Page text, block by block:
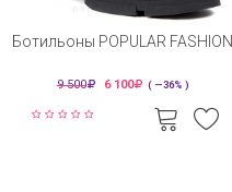
Ботильоны POPULAR FASHION
9 500 6 100 ( —36% )